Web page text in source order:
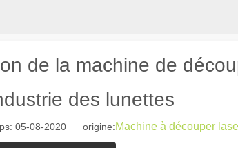
de la machine de
des lunettes
05-08-2020 origine:Machine à découper